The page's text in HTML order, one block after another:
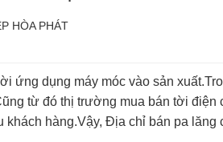
HÒA PHÁT
ứng dụng máy móc vào sản
từ đó thị trường mua bán tời điện
hàng.Vậy, Địa chỉ bán pa lăng